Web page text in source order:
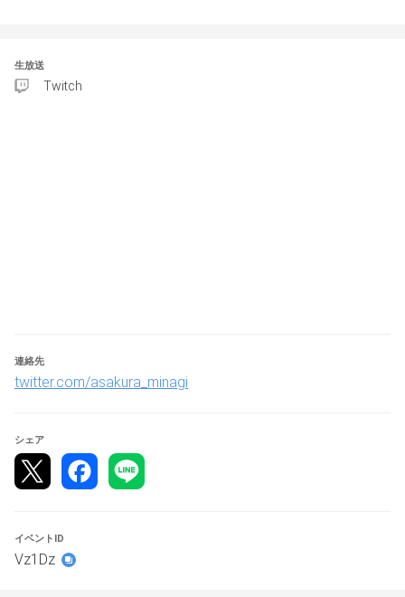
手が１試合負けとなります
・試合開始前に切断が起こった場合は再試合となります
・準優勝：アマギフ1000円分
・参加者抽選でアマギフ1000円分1名様
生放送
Twitch
連絡先
twitter.com/asakura_minagi
シェア
イベントID
Vz1Dz